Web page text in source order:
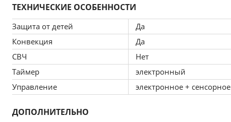
ТЕХНИЧЕСКИЕ ОСОБЕННОСТИ
Защита от детей
Да
Конвекция
Да
СВЧ
Нет
Таймер
электронный
Управление
электронное + сенсорное
ДОПОЛНИТЕЛЬНО